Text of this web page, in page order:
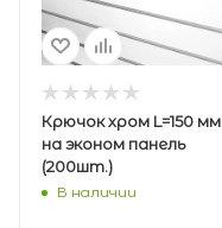
Крючок хром L=150 мм
на эконом панель
(200шт.)
В наличии